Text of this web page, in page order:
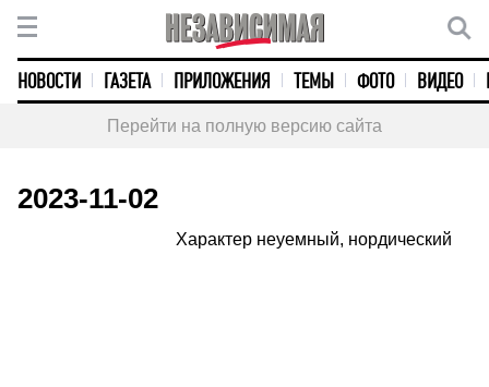
НОВОСТИ ГАЗЕТА ПРИЛОЖЕНИЯ ТЕМЫ ФОТО ВИДЕО
Перейти на полную версию сайта
2023-11-02
Характер неуемный, нордический